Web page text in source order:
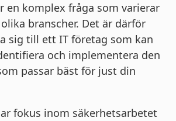
en komplex fråga som varierar
branscher. Det är därför
sig till ett IT företag som kan
och implementera den
passar bäst för just din
fokus inom säkerhetsarbetet